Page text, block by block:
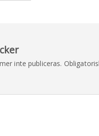
inte publiceras.